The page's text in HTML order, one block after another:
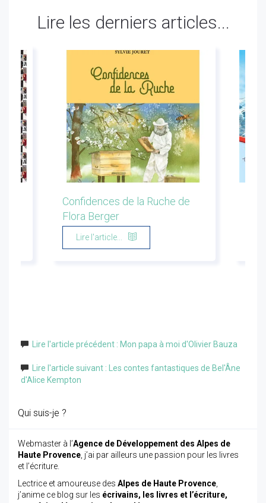
Lire les derniers articles...
Confidences de la Ruche de
Flora Berger
Lire l'article...
Lire l'article précédent : Mon papa à moi d'Olivier Bauza
Lire l'article suivant : Les contes fantastiques de Bel'Âne
d'Alice Kempton
Qui suis-je ?
Webmaster à l’Agence de Développement des Alpes de
Haute Provence , j’ai par ailleurs une passion pour les livres
et l’écriture.
Lectrice et amoureuse des Alpes de Haute Provence
j’anime ce blog sur les écrivains, les livres et l’écriture,